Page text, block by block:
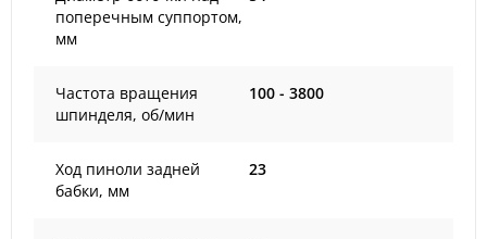
поперечным суппортом,
мм
Частота вращения
шпинделя, об/мин
100 - 3800
Ход пиноли задней
бабки, мм
23